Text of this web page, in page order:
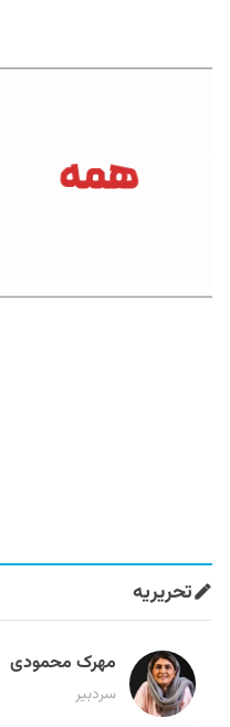
تحریریه
مهرک محمودی
سردبیر